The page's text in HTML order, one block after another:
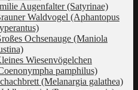
Augenfalter (Satyrinae)
Waldvogel (Aphantopus
Ochsenauge (Maniola
Wiesenvögelchen
pamphilus)
(Melanargia galathea)